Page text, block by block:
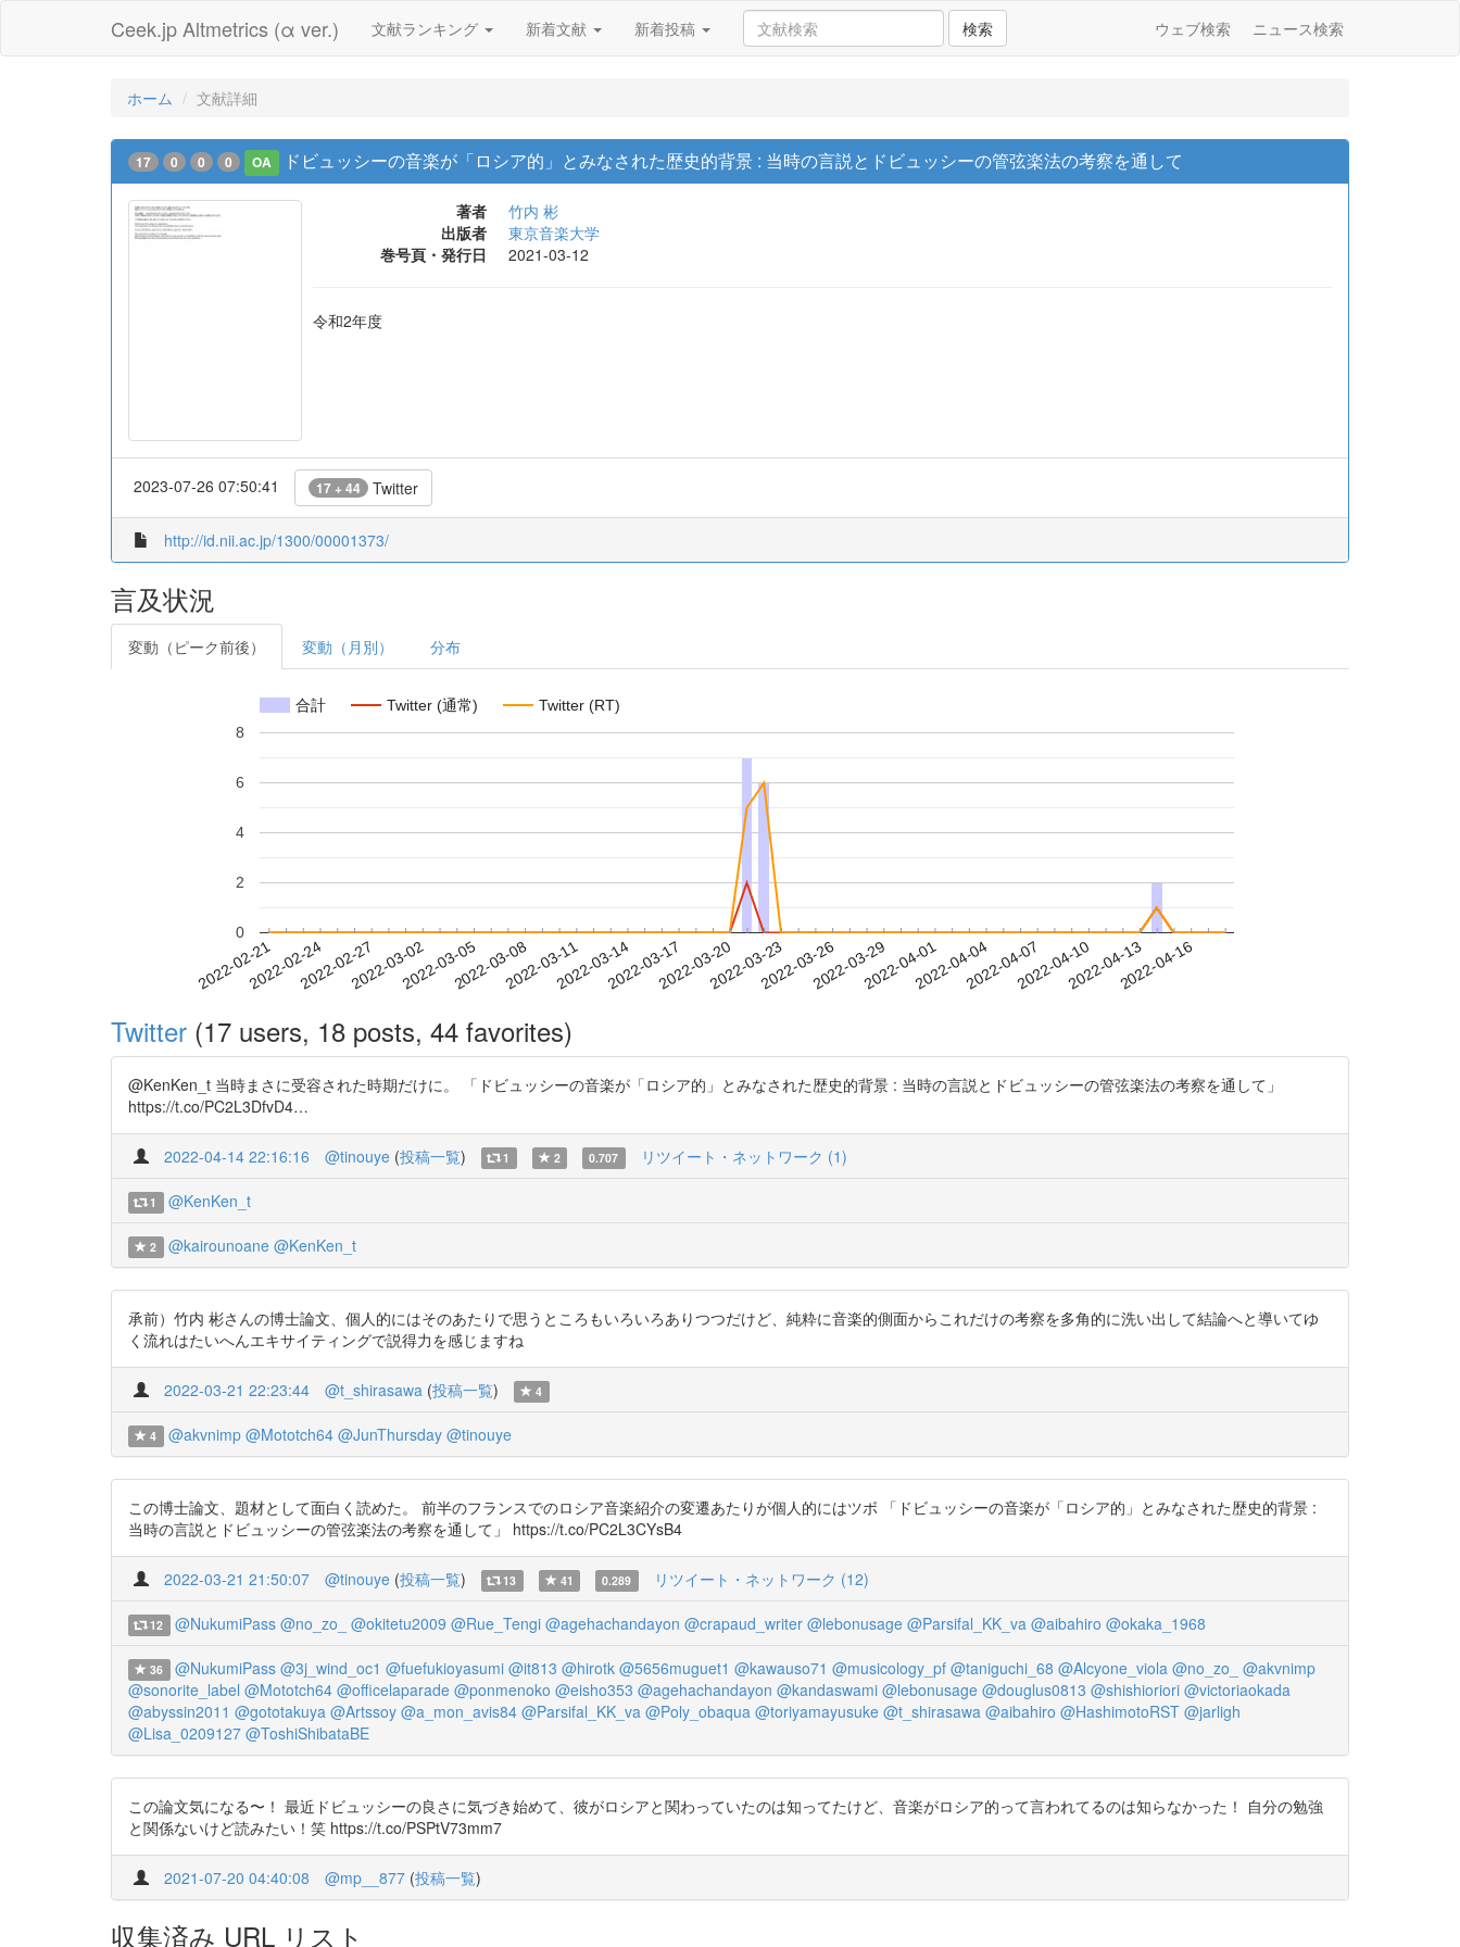
Ceek.jp Altmetrics (α ver.) 文献ランキング 新着文献 新着投稿 検索 ウェブ検索 ニュース検索
ホーム 文献詳細
17 0 0 0 OA ドビュッシーの音楽が「ロシア的」とみなされた歴史的背景 : 当時の言説とドビュッシーの管弦楽法の考察を通して
著者
竹内 彬
出版者
東京音楽大学
巻号頁・発行日
2021-03-12
令和2年度
2023-07-26 07:50:41 17 + 44 Twitter
http://id.nii.ac.jp/1300/00001373/
言及状況
変動（ピーク前後） 変動（月別） 分布
合計 Twitter (通常) Twitter (RT)
2022-02-212022-02-242022-02-272022-03-022022-03-052022-03-082022-03-112022-03-142022-03-172022-03-202022-03-232022-03-262022-03-292022-04-012022-04-042022-04-072022-04-102022-04-132022-04-16
0
2
4
6
8
Twitter (17 users, 18 posts, 44 favorites)
@KenKen_t 当時まさに受容された時期だけに。 「ドビュッシーの音楽が「ロシア的」とみなされた歴史的背景 : 当時の言説とドビュッシーの管弦楽法の考察を通して」
https://t.co/PC2L3DfvD4…
2022-04-14 22:16:16 @tinouye (投稿一覧) 1 2 0.707 リツイート・ネットワーク (1)
1 @KenKen_t
2 @kairounoane @KenKen_t
承前）竹内 彬さんの博士論文、個人的にはそのあたりで思うところもいろいろありつつだけど、純粋に音楽的側面からこれだけの考察を多角的に洗い出して結論へと導いてゆ
く流れはたいへんエキサイティングで説得力を感じますね
2022-03-21 22:23:44 @t_shirasawa (投稿一覧) 4
4 @akvnimp @Mototch64 @JunThursday @tinouye
この博士論文、題材として面白く読めた。 前半のフランスでのロシア音楽紹介の変遷あたりが個人的にはツボ 「ドビュッシーの音楽が「ロシア的」とみなされた歴史的背景 :
当時の言説とドビュッシーの管弦楽法の考察を通して」 https://t.co/PC2L3CYsB4
2022-03-21 21:50:07 @tinouye (投稿一覧) 13 41 0.289 リツイート・ネットワーク (12)
12 @NukumiPass @no_zo_ @okitetu2009 @Rue_Tengi @agehachandayon @crapaud_writer @lebonusage @Parsifal_KK_va @aibahiro @okaka_1968
36 @NukumiPass @3j_wind_oc1 @fuefukioyasumi @it813 @hirotk @5656muguet1 @kawauso71 @musicology_pf @taniguchi_68 @Alcyone_viola @no_zo_
@akvnimp
@sonorite_label @Mototch64 @officelaparade @ponmenoko @eisho353 @agehachandayon @kandaswami @lebonusage @douglus0813 @shishioriori @victoriaokada
@abyssin2011 @gototakuya @Artssoy @a_mon_avis84 @Parsifal_KK_va @Poly_obaqua @toriyamayusuke @t_shirasawa @aibahiro @HashimotoRST @jarligh
@Lisa_0209127 @ToshiShibataBE
この論文気になる〜！ 最近ドビュッシーの良さに気づき始めて、彼がロシアと関わっていたのは知ってたけど、音楽がロシア的って言われてるのは知らなかった！ 自分の勉強
と関係ないけど読みたい！笑 https://t.co/PSPtV73mm7
2021-07-20 04:40:08 @mp__877 (投稿一覧)
収集済み URL リスト